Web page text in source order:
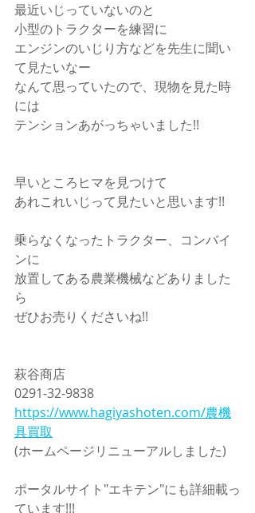
最近いじっていないのと
小型のトラクターを練習に
エンジンのいじり方などを先生に聞い
て見たいなー
なんて思っていたので、現物を見た時
には
テンションあがっちゃいました!!
早いところヒマを見つけて
あれこれいじって見たいと思います!!
乗らなくなったトラクター、コンバイ
ンに
放置してある農業機械などありました
ら
ぜひお売りくださいね!!
萩谷商店
0291-32-9838
https://www.hagiyashoten.com/農機
具買取
(ホームページリニューアルしました)
ポータルサイト"エキテン"にも詳細載っ
ています!!!